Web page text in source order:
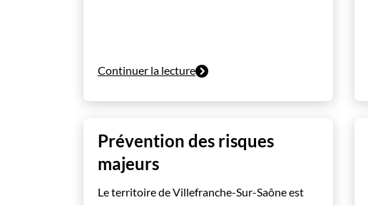
Continuer la lecture
Prévention des risques
majeurs
Le territoire de Villefranche-Sur-Saône est